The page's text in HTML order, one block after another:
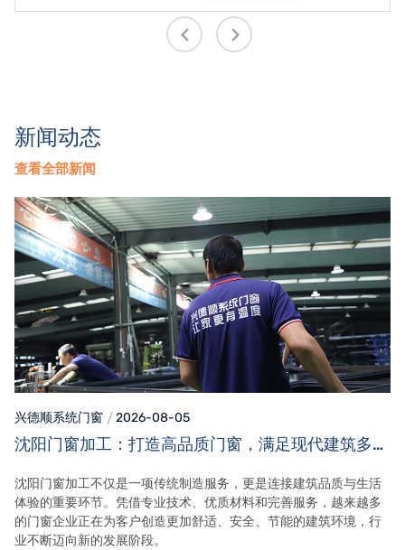
新闻动态
查看全部新闻
兴德顺系统门窗 2026-08-05
沈阳门窗加工：打造高品质门窗，满足现代建筑多元
沈阳门窗加工不仅是一项传统制造服务，更是连接建筑品质与生活
体验的重要环节。凭借专业技术、优质材料和完善服务，越来越多
的门窗企业正在为客户创造更加舒适、安全、节能的建筑环境，行
业不断迈向新的发展阶段。